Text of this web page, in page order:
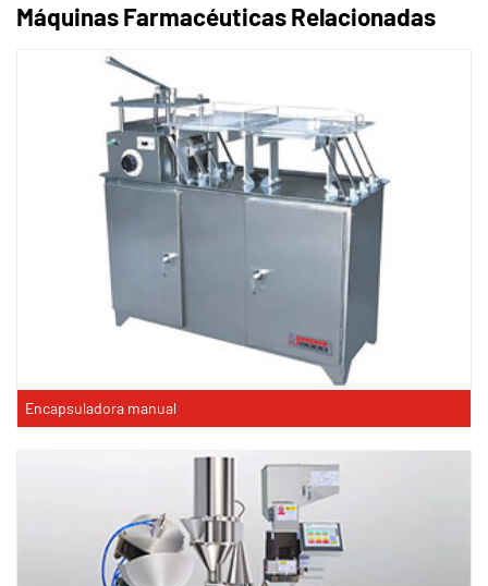
Máquinas Farmacéuticas Relacionadas
Encapsuladora manual